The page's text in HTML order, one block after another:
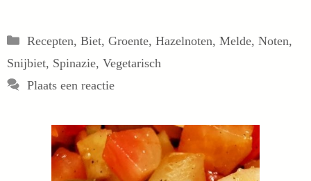
Categorieën
Recepten, Biet, Groente, Hazelnoten, Melde, Noten,
Snijbiet, Spinazie, Vegetarisch
Plaats een reactie